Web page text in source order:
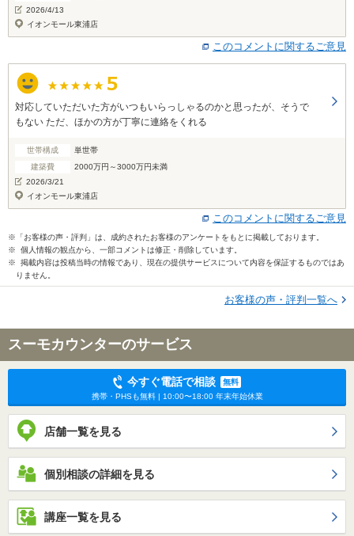
2026/4/13
イオンモール東浦店
このコメントに関するご意見
対応していただいた方がいつもいらっしゃるのかと思ったが、そうで
もない ただ、ほかの方が丁寧に連絡をくれる
世帯構成
単世帯
建築費
2000万円～3000万円未満
2026/3/21
イオンモール東浦店
このコメントに関するご意見
※「お客様の声・評判」は、成約されたお客様のアンケートをもとに掲載しております。
※ 個人情報の観点から、一部コメントは修正・削除しています。
※ 掲載内容は投稿当時の情報であり、現在の提供サービスについて内容を保証するものではあ
りません。
お客様の声・評判一覧へ
スーモカウンターのサービス
今すぐ電話で相談
無料
携帯・PHSも無料 | 10:00〜18:00 年末年始休業
店舗一覧を見る
個別相談の詳細を見る
講座一覧を見る